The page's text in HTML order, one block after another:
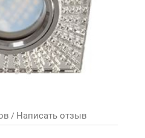
/ Написать отзыв